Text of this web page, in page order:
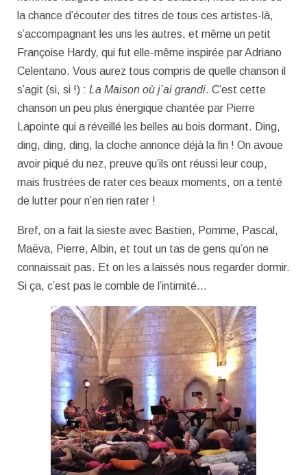
la chance d’écouter des titres de tous ces artistes-là,
s’accompagnant les uns les autres, et même un petit
Françoise Hardy, qui fut elle-même inspirée par Adriano
Celentano. Vous aurez tous compris de quelle chanson il
s’agit (si, si !) : La Maison où j’ai grandi. C’est cette
chanson un peu plus énergique chantée par Pierre
Lapointe qui a réveillé les belles au bois dormant. Ding,
ding, ding, ding, la cloche annonce déjà la fin ! On avoue
avoir piqué du nez, preuve qu’ils ont réussi leur coup,
mais frustrées de rater ces beaux moments, on a tenté
de lutter pour n’en rien rater !
Bref, on a fait la sieste avec Bastien, Pomme, Pascal,
Maëva, Pierre, Albin, et tout un tas de gens qu’on ne
connaissait pas. Et on les a laissés nous regarder dormir.
Si ça, c’est pas le comble de l’intimité…